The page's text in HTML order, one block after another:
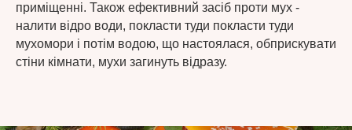
приміщенні. Також ефективний засіб проти мух -
налити відро води, покласти туди покласти туди
мухомори і потім водою, що настоялася, обприскувати
стіни кімнати, мухи загинуть відразу.